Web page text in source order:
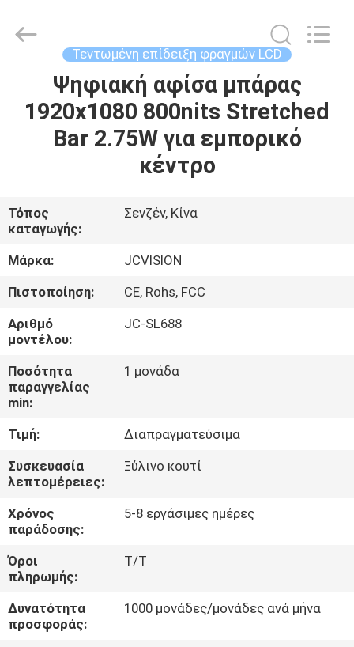
ΣΠΊΤΙ
ΠΡΟΪΌΝΤΑ
ΜΕ
ΕΜΆΣ
ΕΠΙΣΚΈΨΕΙΣ
ΣΤΟ
ΕΡΓΟΣΤΆΣΙΟ
ΈΛΕΓΧΟΣ
ΠΟΙΌΤΗΤΑΣ
ΕΠΙΚΟΙΝΩΝΉΣΤΕ
ΜΑΖΊ
ΜΑΣ
ΕΙΔΉΣΕΙΣ
ΥΠΟΘΈΣΕΙΣ
Interactive
Technology
Τεντωμένη επίδειξη φραγμών LCD
Ψηφιακή αφίσα μπάρας
1920x1080 800nits Stretched
Bar 2.75W για εμπορικό
κέντρο
Τόπος
καταγωγής:
Σενζέν, Κίνα
Μάρκα:
JCVISION
Πιστοποίηση:
CE, Rohs, FCC
Αριθμό
μοντέλου:
JC-SL688
Ποσότητα
παραγγελίας
min:
1 μονάδα
Τιμή:
Διαπραγματεύσιμα
Συσκευασία
λεπτομέρειες:
Ξύλινο κουτί
Χρόνος
παράδοσης:
5-8 εργάσιμες ημέρες
Όροι
πληρωμής:
Τ/Τ
Δυνατότητα
προσφοράς:
1000 μονάδες/μονάδες ανά μήνα